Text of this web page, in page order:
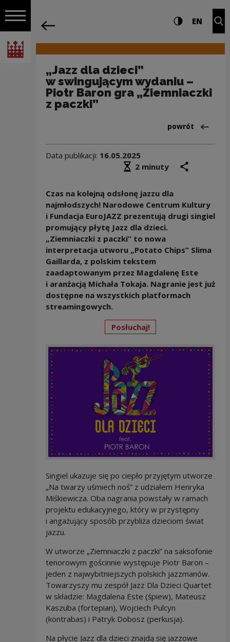
Włącz nawigację
Narodowe Centrum Kultury
Nawigacja Ustawienia i Wysoki
EN
„Jazz dla dzieci”
w swingującym wydaniu –
Piotr Baron gra „Ziemniaczki
z paczki”
Powrót
powrót
Data publikacji: 16.05.2025
Średni czas czytania
2 minuty
Czas na kolejną odsłonę jazzu dla
najmłodszych! Narodowe Centrum Kultury
i Fundacja EuroJAZZ prezentują drugi singiel
promujący płytę Jazz dla dzieci.
„Ziemniaczki z paczki” to nowa
interpretacja utworu „Potato Chips” Slima
Gaillarda, z polskim tekstem
zaadaptowanym przez Magdalenę Este
i aranżacją Michała Tokaja. Nagranie jest już
dostępne na wszystkich platformach
streamingowych.
Posłuchaj!
Singiel ukazuje się po ciepło przyjętym utworze
„Na twarzy uśmiech noś” z udziałem Henryka
Miśkiewicza. Oba nagrania powstały w ramach
projektu edukacyjnego, który w przystępny
i angażujący sposób przybliża dzieciom świat
jazzu.
W utworze „Ziemniaczki z paczki” na saksofonie
tenorowym gościnnie występuje Piotr Baron –
jeden z najwybitniejszych polskich jazzmanów.
Towarzyszy mu zespół Jazz Dla Dzieci Quartet
w składzie: Magdalena Este (śpiew), Mateusz
Kaszuba (fortepian), Wojciech Pulcyn
(kontrabas) i Patryk Dobosz (perkusja).
Na płycie Jazz dla dzieci znajdą się jazzowe